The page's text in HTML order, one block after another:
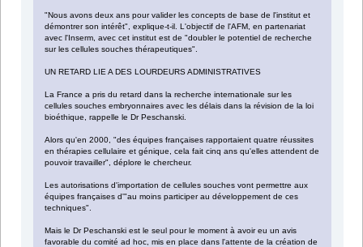
"Nous avons deux ans pour valider les concepts de base de l'institut et
démontrer son intérêt", explique-t-il. L'objectif de l'AFM, en partenariat
avec l'Inserm, avec cet institut est de "doubler le potentiel de recherche
sur les cellules souches thérapeutiques".
UN RETARD LIE A DES LOURDEURS ADMINISTRATIVES
La France a pris du retard dans la recherche internationale sur les
cellules souches embryonnaires avec les délais dans la révision de la loi
bioéthique, rappelle le Dr Peschanski.
Alors qu'en 2000, "des équipes françaises rapportaient quatre réussites
en thérapies cellulaire et génique, cela fait cinq ans qu'elles attendent de
pouvoir travailler", déplore le chercheur.
Les autorisations d'importation de cellules souches vont permettre aux
équipes françaises d'"au moins participer au développement de ces
techniques".
Mais le Dr Peschanski est le seul pour le moment à avoir eu un avis
favorable du comité ad hoc, mis en place dans l'attente de la création de